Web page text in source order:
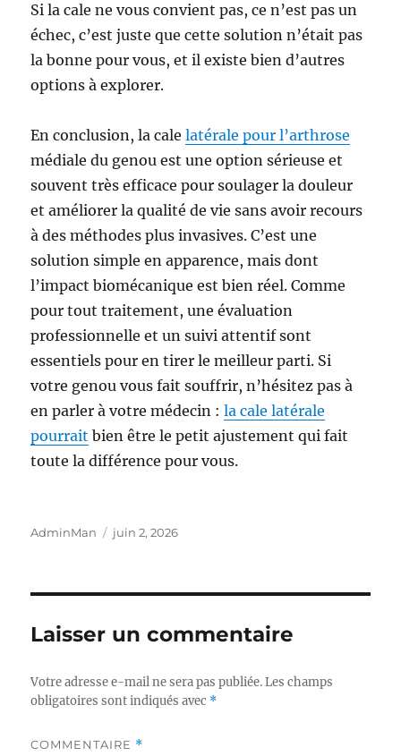
Si la cale ne vous convient pas, ce n’est pas un
échec, c’est juste que cette solution n’était pas
la bonne pour vous, et il existe bien d’autres
options à explorer.
En conclusion, la calelatérale pour l’arthrose
médiale du genou est une option sérieuse et
souvent très efficace pour soulager la douleur
et améliorer la qualité de vie sans avoir recours
à des méthodes plus invasives. C’est une
solution simple en apparence, mais dont
l’impact biomécanique est bien réel. Comme
pour tout traitement, une évaluation
professionnelle et un suivi attentif sont
essentiels pour en tirer le meilleur parti. Si
votre genou vous fait souffrir, n’hésitez pas à
en parler à votre médecin :la cale latérale
pourrait bien être le petit ajustement qui fait
toute la différence pour vous.
Auteur
AdminMan
Publié
juin 2, 2026
Laisser un commentaire
Votre adresse e-mail ne sera pas publiée. Les champs
obligatoires sont indiqués avec *
COMMENTAIRE *